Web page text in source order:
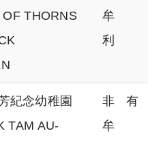
THORNS
牟
利
紀念幼稚園
TAM AU-
非
牟
有